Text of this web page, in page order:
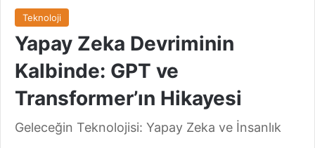
Teknoloji
Yapay Zeka Devriminin
Kalbinde: GPT ve
Transformer’ın Hikayesi
Geleceğin Teknolojisi: Yapay Zeka ve İnsanlık